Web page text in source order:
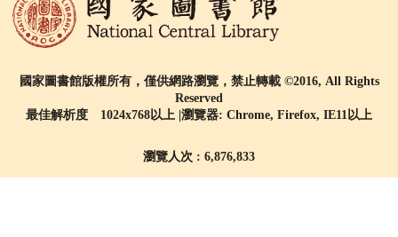
國家圖書館版權所有，僅供網路瀏覽，禁止轉載 ©2016, All Rights
Reserved
最佳解析度 1024x768以上 |瀏覽器: Chrome, Firefox, IE11以上
瀏覽人次 : 6,876,833